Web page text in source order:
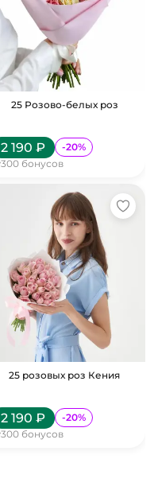
25 Розово-белых роз
2 190 ₽ -20%
300 бонусов
25 розовых роз Кения
2 190 ₽ -20%
300 бонусов